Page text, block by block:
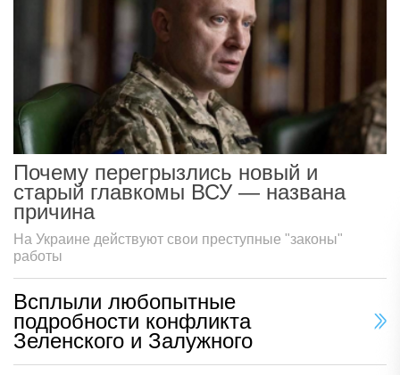
Почему перегрызлись новый и
старый главкомы ВСУ — названа
причина
На Украине действуют свои преступные "законы"
работы
Всплыли любопытные
подробности конфликта
Зеленского и Залужного